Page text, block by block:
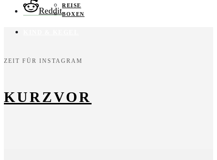
REISE
BOXEN
Reddit
ZEIT FÜR INSTAGRAM
KURZVOR